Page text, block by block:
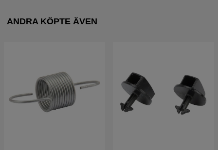
ANDRA KÖPTE ÄVEN